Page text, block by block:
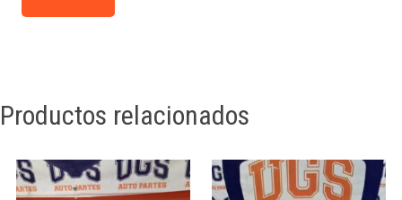
Productos relacionados